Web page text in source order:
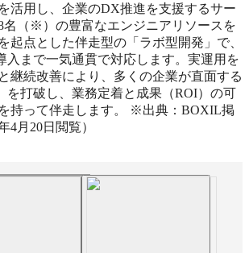
活用し、企業のDX推進を支援するサー
名（※）の豊富なエンジニアリソースを
起点とした伴走型の「ラボ型開発」で、
入まで一気通貫で対応します。実運用を
継続改善により、多くの企業が直面する
を打破し、業務定着と成果（ROI）の可
持って伴走します。 ※出典：BOXIL掲
4月20日閲覧）